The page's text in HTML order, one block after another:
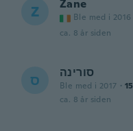
Z Zane
Ble med i 2016
ca. 8 år siden
ס סורינה
Ble med i 2017 · 15
ca. 8 år siden